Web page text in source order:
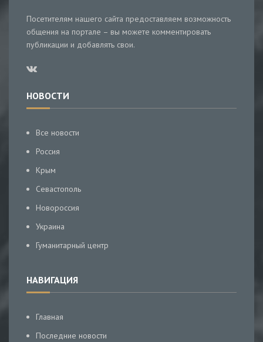
Посетителям нашего сайта предоставляем возможность
общения на портале – вы можете комментировать
публикации и добавлять свои.
НОВОСТИ
Все новости
Россия
Крым
Севастополь
Новороссия
Украина
Гуманитарный центр
НАВИГАЦИЯ
Главная
Последние новости